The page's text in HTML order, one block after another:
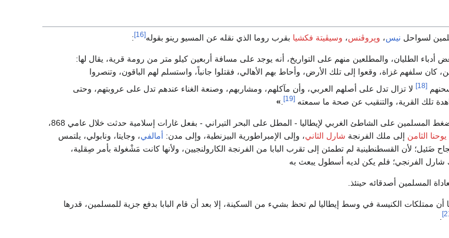
لسواحل نيس، وپروڤنس، وسيڤيتة فكشيا بقرب روما الذي نقله عن المسيو رينو بقوله[16]
:
الطليان، والمطلعين منهم على التواريخ، أنه يوجد على مسافة أربعين كيلو متر من رومة قرية، يقال لها:
سلفهم غزاة، وقعوا إلى تلك الأرض، وأحاط بهم الأهالي، فقتلوا جانباً، واستسلم لهم الباقون، وتنصروا
[18]
لا تزال تدل على أصلهم العربي، وأن مآكلهم، ومشاربهم، وصنعة الغناء عندهم تدل على عروبتهم، وحتى
تلك القرية، والتنقيب عن صحة ما سمعته[19]
.
»
وقد عانت الأَملاك البابوِية الأمرين حين ازداد ضغط المسلمين على الشاطئ الغربي لإيطاليا - المطل على البحر التيراني - بفعل غارات إسلامية حدثت خلال عامي 868،
يوحنا الثامن إلى ملك الفرنجة شارل الثاني، وإلى الإمبراطورية البيزنطية، وإلى مدن: أمالفي، وجايتا، ونابولي، يلتمس
ضَئيل؛ لأن القسطنطينية لم تطمئن إلى تقرب البابا من الفرنجة الكارولنجيين، ولأنها كانت مَشْغولة بأمر صِقلية،
شارل الفرنجي؛ فلم يكن لديه أسطول يبعث به
المسلمين أصدقائه حينئذ.
ممتلكات الكنيسة في وسط إيطاليا لم تحظ بشيء من السكينة، إلا بعد أن قام البابا بدفع جزية للمسلمين، قدرها
.